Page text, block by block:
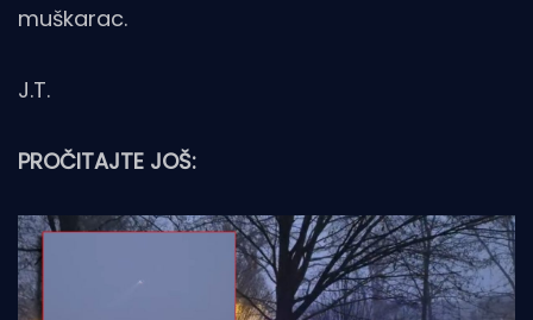
muškarac.
J.T.
PROČITAJTE JOŠ: